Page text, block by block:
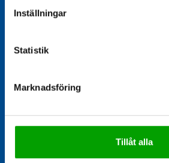
Inställningar
Statistik
Marknadsföring
Tillåt alla
Eco Flow